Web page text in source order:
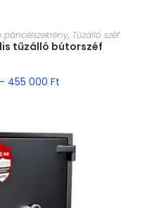
páncélszekrény, Tűzálló széf
tűzálló bútorszéf
– 455 000 Ft